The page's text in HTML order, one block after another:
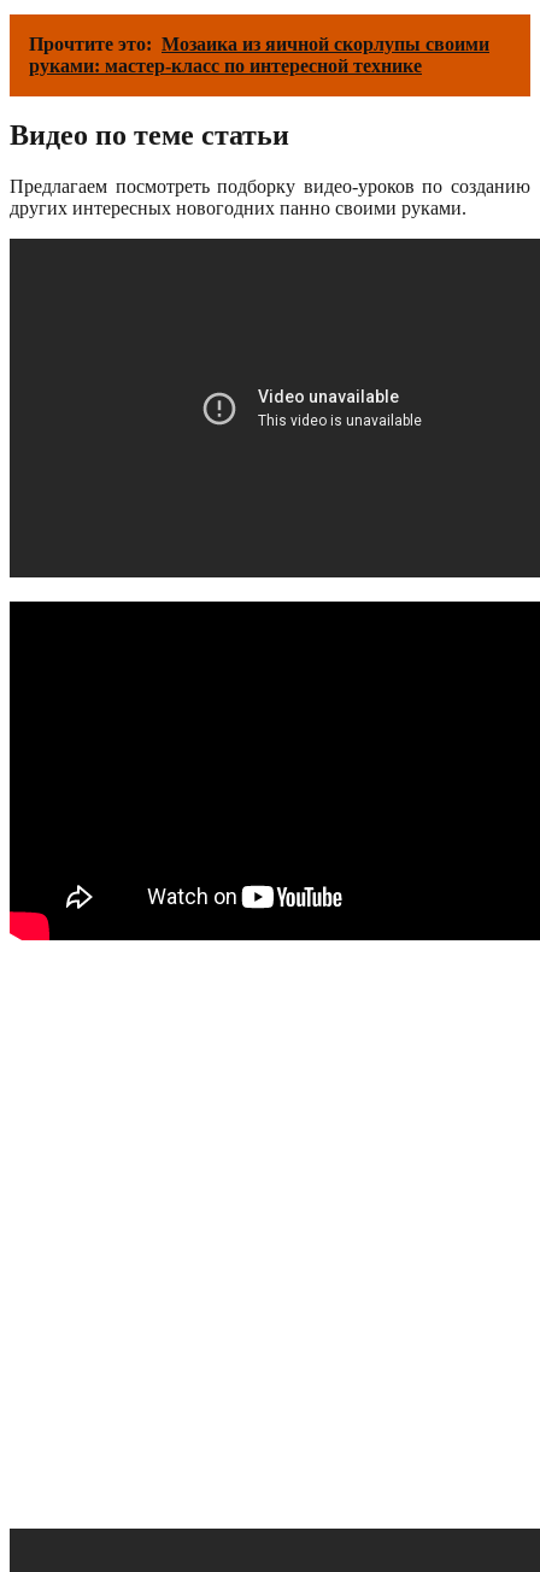
Прочтите это: Мозаика из яичной скорлупы своими
руками: мастер-класс по интересной технике
Видео по теме статьи
Предлагаем посмотреть подборку видео-уроков по созданию
других интересных новогодних панно своими руками.